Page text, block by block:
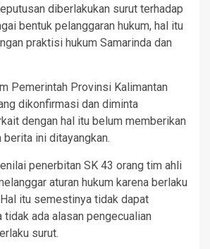
diberlakukan surut terhadap
bentuk pelanggaran hukum, hal itu
praktisi hukum Samarinda dan
Pemerintah Provinsi Kalimantan
dikonfirmasi dan diminta
dengan hal itu belum memberikan
berita ini ditayangkan.
penerbitan SK 43 orang tim ahli
aturan hukum karena berlaku
itu semestinya tidak dapat
tidak ada alasan pengecualian
surut.